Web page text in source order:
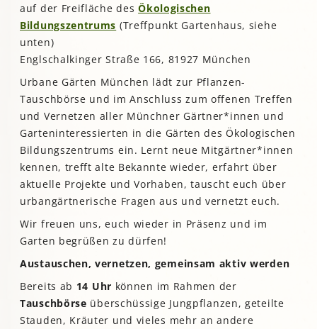
auf der Freifläche des Ökologischen
Bildungszentrums (Treffpunkt Gartenhaus, siehe
unten)
Englschalkinger Straße 166, 81927 München
Urbane Gärten München lädt zur Pflanzen-
Tauschbörse und im Anschluss zum offenen Treffen
und Vernetzen aller Münchner Gärtner*innen und
Garteninteressierten in die Gärten des Ökologischen
Bildungszentrums ein. Lernt neue Mitgärtner*innen
kennen, trefft alte Bekannte wieder, erfahrt über
aktuelle Projekte und Vorhaben, tauscht euch über
urbangärtnerische Fragen aus und vernetzt euch.
Wir freuen uns, euch wieder in Präsenz und im
Garten begrüßen zu dürfen!
Austauschen, vernetzen, gemeinsam aktiv werden
Bereits ab 14 Uhr können im Rahmen der
Tauschbörse überschüssige Jungpflanzen, geteilte
Stauden, Kräuter und vieles mehr an andere